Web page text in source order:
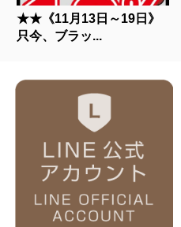
★★《11月13日～19日》
只今、ブラッ...